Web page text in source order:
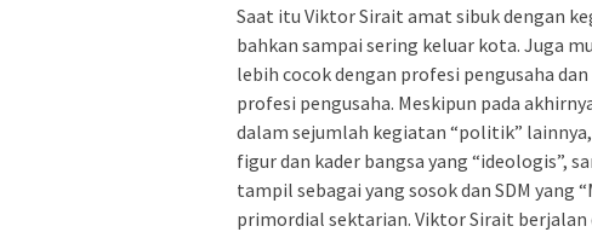
Saat itu Viktor Sirait amat sibuk dengan
bahkan sampai sering keluar kota. Juga
lebih cocok dengan profesi pengusaha
profesi pengusaha. Meskipun pada
dalam sejumlah kegiatan “politik”
figur dan kader bangsa yang “ideologis”,
tampil sebagai yang sosok dan SDM yang
primordial sektarian. Viktor Sirait